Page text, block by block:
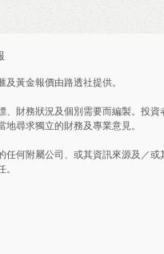
黃金報價由路透社提供。
財務狀況及個別需要而編製。投
尋求獨立的財務及專業意見。
何附屬公司、或其資訊來源及／